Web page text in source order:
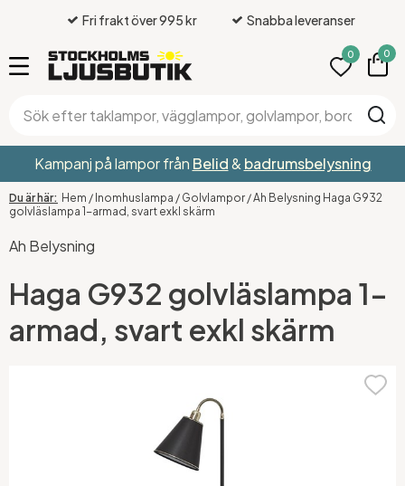
Fri frakt över 995 kr Snabba leveranser
0 0
Kampanj på lampor från Belid& badrumsbelysning
Hem / Inomhuslampa / Golvlampor /Ah Belysning Haga G932
golvläslampa 1-armad, svart exkl skärm
Ah Belysning
Haga G932 golvläslampa 1-
armad, svart exkl skärm